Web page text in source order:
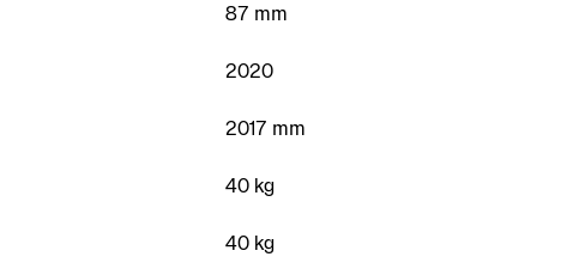
87 mm
2020
2017 mm
40 kg
40 kg